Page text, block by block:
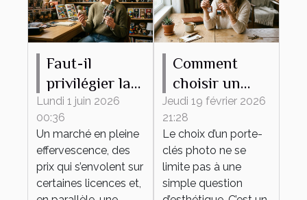
Faut-il
privilégier la
rareté ou
l’attachement
émotionnel
pour sa
collection de
Lundi 1 juin 2026
00:36
Un marché en pleine
effervescence, des
prix qui s’envolent sur
certaines licences et,
Comment
choisir un
porte-clés
photo idéal
pour vous ?
Jeudi 19 février 2026
21:28
Le choix d’un porte-
clés photo ne se
limite pas à une
simple question